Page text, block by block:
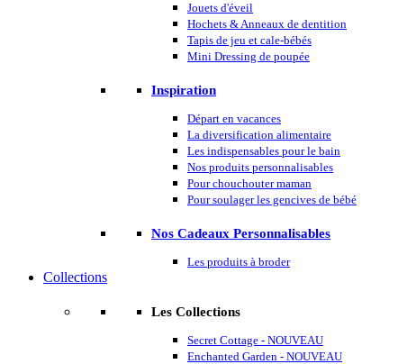
Jouets d'éveil
Hochets & Anneaux de dentition
Tapis de jeu et cale-bébés
Mini Dressing de poupée
Inspiration
Départ en vacances
La diversification alimentaire
Les indispensables pour le bain
Nos produits personnalisables
Pour chouchouter maman
Pour soulager les gencives de bébé
Nos Cadeaux Personnalisables
Les produits à broder
Collections
Les Collections
Secret Cottage - NOUVEAU
Enchanted Garden - NOUVEAU